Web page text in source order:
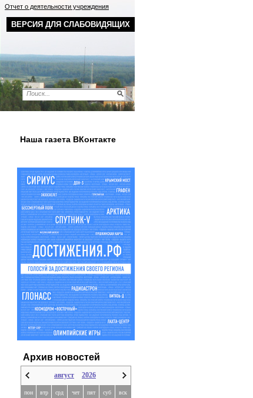
ВЕРСИЯ ДЛЯ СЛАБОВИДЯЩИХ
Отчет о деятельности учреждения
Наша газета ВКонтакте
Архив новостей
август 2026
пон втр срд чет пят суб вск